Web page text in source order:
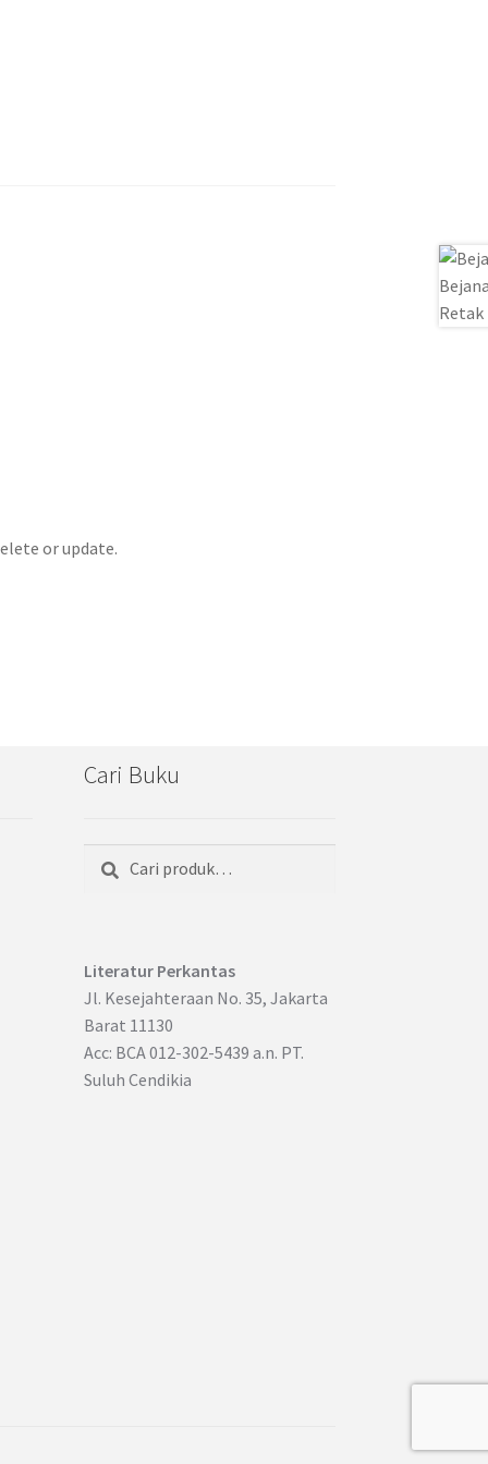
or update.
Cari Buku
Pencarian
Cari
Literatur Perkantas
Jl. Kesejahteraan No. 35, Jakarta
Barat 11130
Acc: BCA 012-302-5439 a.n. PT.
Suluh Cendikia